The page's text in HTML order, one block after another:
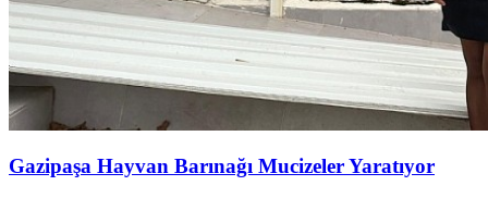
Gazipaşa Hayvan Barınağı Mucizeler Yaratıyor